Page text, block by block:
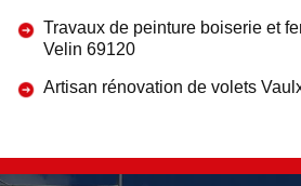
Travaux de peinture boiserie et
Velin 69120
Artisan rénovation de volets